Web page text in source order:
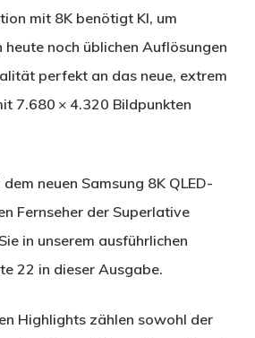
mit 8K benötigt KI, um
noch üblichen Auflösungen
perfekt an das neue, extrem
7.680 × 4.320 Bildpunkten
neuen Samsung 8K QLED-
Fernseher der Superlative
in unserem ausführlichen
22 in dieser Ausgabe.
Highlights zählen sowohl der